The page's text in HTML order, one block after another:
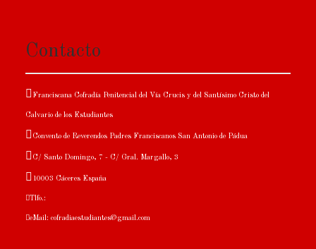
Contacto
Franciscana Cofradía Penitencial del Vía Crucis y del Santísimo Cristo del
Calvario de los Estudiantes
Convento de Reverendos Padres Franciscanos San Antonio de Pádua
C/ Santo Domingo, 7 - C/ Gral. Margallo, 3
10003 Cáceres España
Tlfo.:
eMail: cofradiaestudiantes@gmail.com